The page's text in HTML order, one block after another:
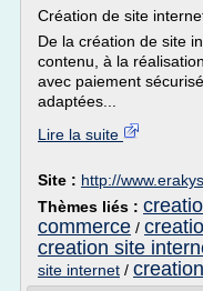
Création de site
De la création de site
contenu, à la
avec paiement
adaptées...
Lire la suite
Site : http://
Thèmes liés :
commerce /
creation site
site internet /